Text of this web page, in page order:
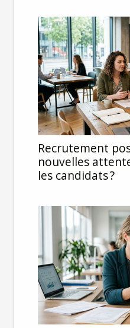
Recrutement
nouvelles
les candidats ?